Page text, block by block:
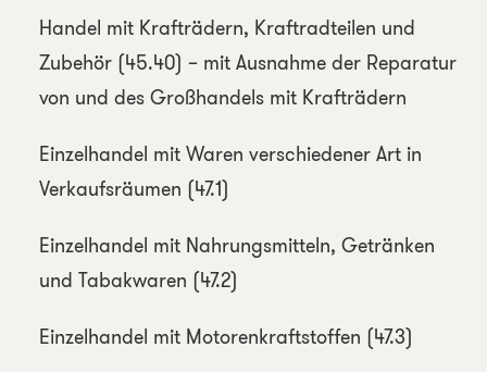
Handel mit Krafträdern, Kraftradteilen und
Zubehör (45.40) – mit Ausnahme der Reparatur
von und des Großhandels mit Krafträdern
Einzelhandel mit Waren verschiedener Art in
Verkaufsräumen (47.1)
Einzelhandel mit Nahrungsmitteln, Getränken
und Tabakwaren (47.2)
Einzelhandel mit Motorenkraftstoffen (47.3)